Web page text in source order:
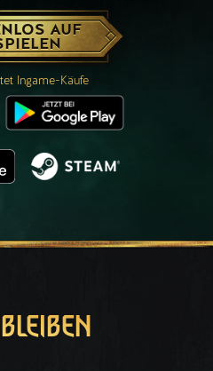
AUF
Ingame-Käufe